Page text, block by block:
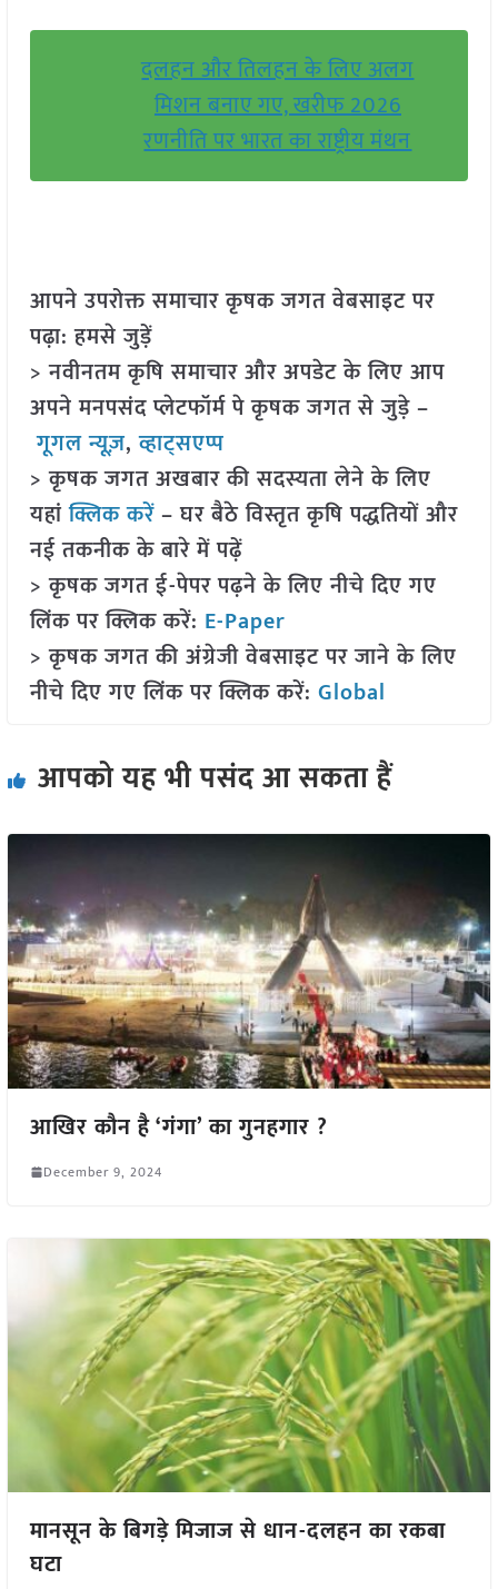
दलहन और तिलहन के लिए अलग
मिशन बनाए गए, खरीफ 2026
रणनीति पर भारत का राष्ट्रीय मंथन
आपने उपरोक्त समाचार कृषक जगत वेबसाइट पर
पढ़ा: हमसे जुड़ें
> नवीनतम कृषि समाचार और अपडेट के लिए आप
अपने मनपसंद प्लेटफॉर्म पे कृषक जगत से जुड़े –
गूगल न्यूज़,व्हाट्सएप्प
> कृषक जगत अखबार की सदस्यता लेने के लिए
यहांक्लिक करें– घर बैठे विस्तृत कृषि पद्धतियों और
नई तकनीक के बारे में पढ़ें
> कृषक जगत ई-पेपर पढ़ने के लिए नीचे दिए गए
लिंक पर क्लिक करें: E-Paper
> कृषक जगत की अंग्रेजी वेबसाइट पर जाने के लिए
नीचे दिए गए लिंक पर क्लिक करें: Global
आपको यह भी पसंद आ सकता हैं
आखिर कौन है ‘गंगा’ का गुनहगार ?
December 9, 2024
मानसून के बिगड़े मिजाज से धान-दलहन का रकबा
घटा